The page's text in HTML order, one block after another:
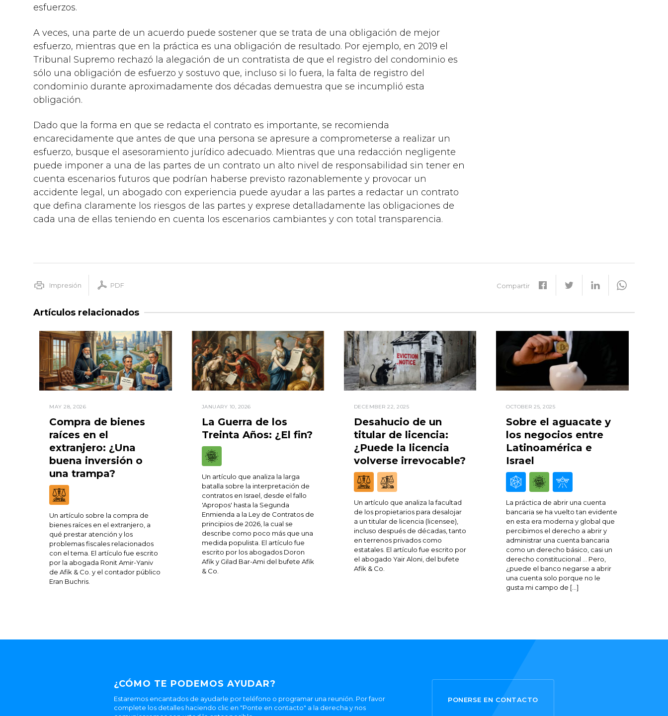
esfuerzos.
A veces, una parte de un acuerdo puede sostener que se trata de una obligación de mejor
esfuerzo, mientras que en la práctica es una obligación de resultado. Por ejemplo, en 2019 el
Tribunal Supremo rechazó la alegación de un contratista de que el registro del condominio es
sólo una obligación de esfuerzo y sostuvo que, incluso si lo fuera, la falta de registro del
condominio durante aproximadamente dos décadas demuestra que se incumplió esta
obligación.
Dado que la forma en que se redacta el contrato es importante, se recomienda
encarecidamente que antes de que una persona se apresure a comprometerse a realizar un
esfuerzo, busque el asesoramiento jurídico adecuado. Mientras que una redacción negligente
puede imponer a una de las partes de un contrato un alto nivel de responsabilidad sin tener en
cuenta escenarios futuros que podrían haberse previsto razonablemente y provocar un
accidente legal, un abogado con experiencia puede ayudar a las partes a redactar un contrato
que defina claramente los riesgos de las partes y exprese detalladamente las obligaciones de
cada una de ellas teniendo en cuenta los escenarios cambiantes y con total transparencia.
Impresión PDF Compartir
Artículos relacionados
MAY 28, 2026
Compra de bienes
raíces en el
extranjero: ¿Una
buena inversión o
una trampa?
Un artículo sobre la compra de
bienes raíces en el extranjero, a
qué prestar atención y los
problemas fiscales relacionados
con el tema. El artículo fue escrito
por la abogada Ronit Amir-Yaniv
de Afik & Co. y el contador público
Eran Buchris.
JANUARY 10, 2026
La Guerra de los
Treinta Años: ¿El fin?
Un artículo que analiza la larga
batalla sobre la interpretación de
contratos en Israel, desde el fallo
'Apropos' hasta la Segunda
Enmienda a la Ley de Contratos de
principios de 2026, la cual se
describe como poco más que una
medida populista. El artículo fue
escrito por los abogados Doron
Afik y Gilad Bar-Ami del bufete Afik
& Co.
DECEMBER 22, 2025
Desahucio de un
titular de licencia:
¿Puede la licencia
volverse irrevocable?
Un artículo que analiza la facultad
de los propietarios para desalojar
a un titular de licencia (licensee),
incluso después de décadas, tanto
en terrenos privados como
estatales. El artículo fue escrito por
el abogado Yair Aloni, del bufete
Afik & Co.
OCTOBER 25, 2025
Sobre el aguacate y
los negocios entre
Latinoamérica e
Israel
La práctica de abrir una cuenta
bancaria se ha vuelto tan evidente
en esta era moderna y global que
percibimos el derecho a abrir y
administrar una cuenta bancaria
como un derecho básico, casi un
derecho constitucional … Pero,
¿puede el banco negarse a abrir
una cuenta solo porque no le
gusta mi campo de […]
¿CÓMO TE PODEMOS AYUDAR?
Estaremos encantados de ayudarle por teléfono o programar una reunión. Por favor
complete los detalles haciendo clic en "Ponte en contacto" a la derecha y nos
PONERSE EN CONTACTO